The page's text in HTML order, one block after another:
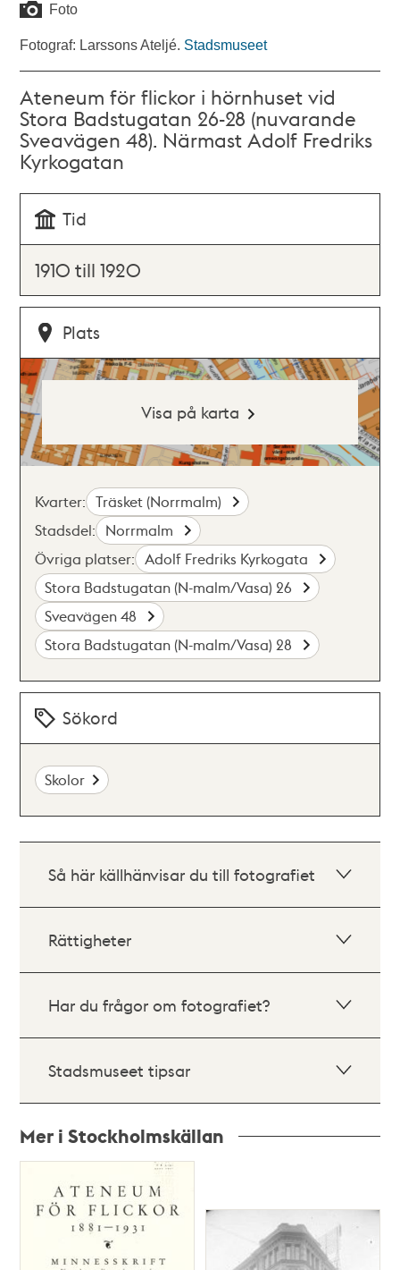
Foto
Fotograf: Larssons Ateljé. Stadsmuseet
Ateneum för flickor i hörnhuset vid
Stora Badstugatan 26-28 (nuvarande
Sveavägen 48). Närmast Adolf Fredriks
Kyrkogatan
Tid
1910 till 1920
Plats
Visa på karta
Kvarter: Träsket (Norrmalm)
Stadsdel: Norrmalm
Övriga platser: Adolf Fredriks Kyrkogata
Stora Badstugatan (N-malm/Vasa) 26
Sveavägen 48
Stora Badstugatan (N-malm/Vasa) 28
Sökord
Skolor
Så här källhänvisar du till fotografiet
Rättigheter
Har du frågor om fotografiet?
Stadsmuseet tipsar
Mer i Stockholmskällan
poster
och